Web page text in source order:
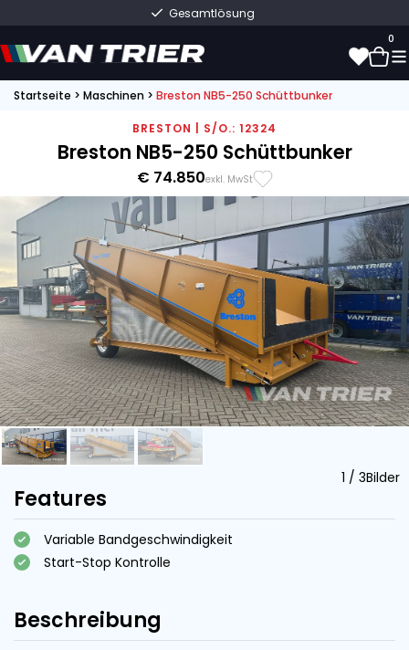
Gesamtlösung
0
Startseite > Maschinen > Breston NB5-250 Schüttbunker
BRESTON | S/O.: 12324
Breston NB5-250 Schüttbunker
€ 74.850exkl. MwSt
1 / 3Bilder
Features
Variable Bandgeschwindigkeit
Start-Stop Kontrolle
Beschreibung